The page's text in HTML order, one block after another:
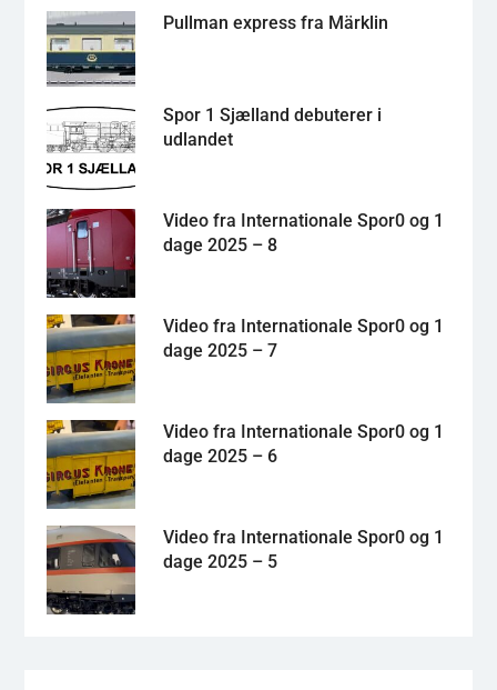
Pullman express fra Märklin
Spor 1 Sjælland debuterer i
udlandet
Video fra Internationale Spor0 og 1
dage 2025 – 8
Video fra Internationale Spor0 og 1
dage 2025 – 7
Video fra Internationale Spor0 og 1
dage 2025 – 6
Video fra Internationale Spor0 og 1
dage 2025 – 5